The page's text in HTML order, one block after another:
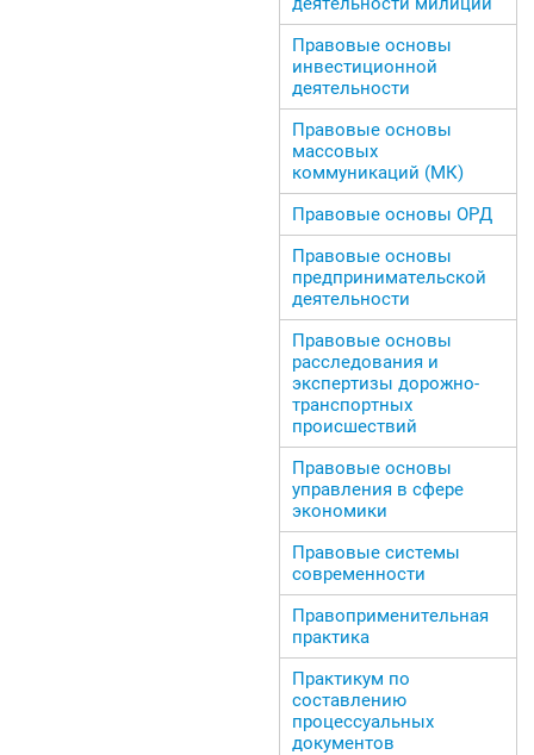
Правовые основы
инвестиционной
деятельности
Правовые основы
массовых
коммуникаций (МК)
Правовые основы ОРД
Правовые основы
предпринимательской
деятельности
Правовые основы
расследования и
экспертизы дорожно-
транспортных
происшествий
Правовые основы
управления в сфере
экономики
Правовые системы
современности
Правоприменительная
практика
Практикум по
составлению
процессуальных
документов